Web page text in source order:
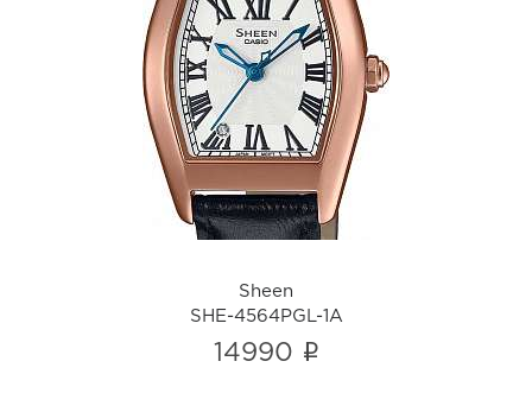
Sheen
SHE-4564PGL-1A
i
Sheen
SHE-4564PGL-1A
14990 i